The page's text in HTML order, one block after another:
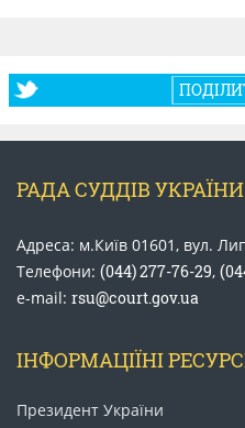
РАДА СУДДІВ УКРАЇНИ
Адреса: м.Київ 01601, вул.
Телефони: (044) 277-76-29,
e-mail: rsu@court.gov.ua
ІНФОРМАЦІЇНІ
Президент України